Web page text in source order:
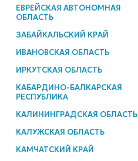
ЕВРЕЙСКАЯ АВТОНОМНАЯ
ОБЛАСТЬ
ЗАБАЙКАЛЬСКИЙ КРАЙ
ИВАНОВСКАЯ ОБЛАСТЬ
ИРКУТСКАЯ ОБЛАСТЬ
КАБАРДИНО-БАЛКАРСКАЯ
РЕСПУБЛИКА
КАЛИНИНГРАДСКАЯ ОБЛАСТЬ
КАЛУЖСКАЯ ОБЛАСТЬ
КАМЧАТСКИЙ КРАЙ